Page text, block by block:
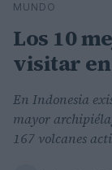
Buscar
MUNDO
Los 10
visitar
En Indonesia
mayor
167 volcanes